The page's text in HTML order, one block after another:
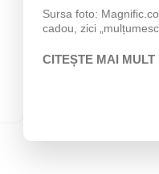
Sursa foto:
cadou, zici
CITEȘTE MAI MULT